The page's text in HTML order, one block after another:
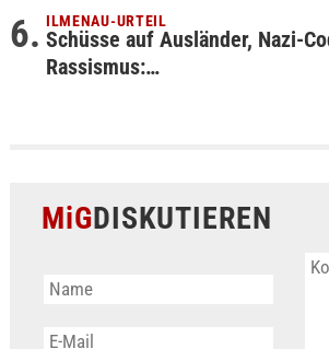
ILMENAU-URTEIL
Schüsse auf Ausländer, Nazi-
Rassismus:…
MiGDISKUTIEREN